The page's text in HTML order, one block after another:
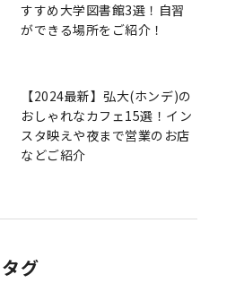
すすめ大学図書館3選！自習
ができる場所をご紹介！
【2024最新】弘大(ホンデ)の
おしゃれなカフェ15選！イン
スタ映えや夜まで営業のお店
などご紹介
グ